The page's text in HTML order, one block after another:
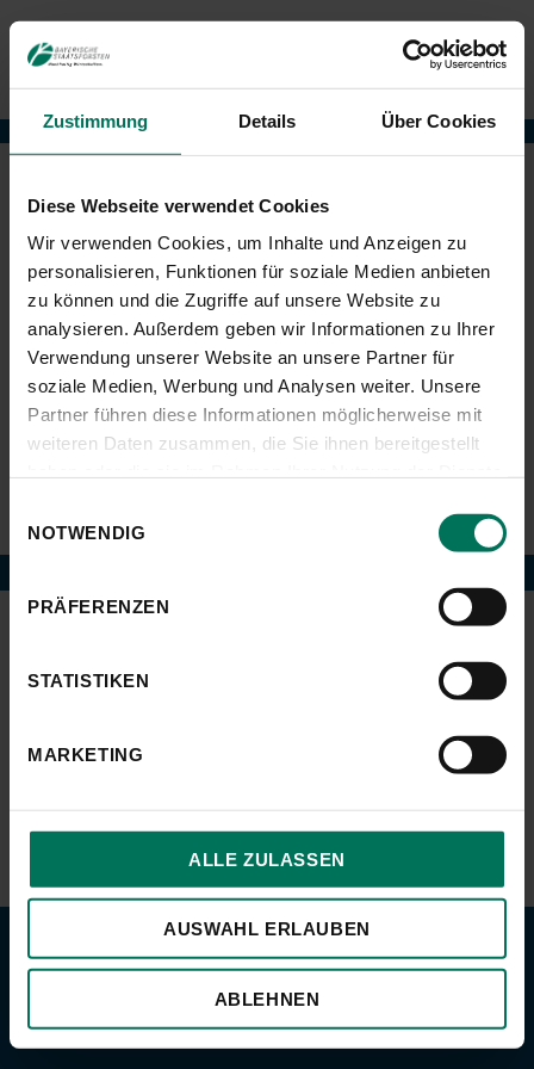
Zustimmung Details Über Cookies
Diese Webseite verwendet Cookies
Wir verwenden Cookies, um Inhalte und Anzeigen zu
personalisieren, Funktionen für soziale Medien anbieten
zu können und die Zugriffe auf unsere Website zu
analysieren. Außerdem geben wir Informationen zu Ihrer
Verwendung unserer Website an unsere Partner für
soziale Medien, Werbung und Analysen weiter. Unsere
Partner führen diese Informationen möglicherweise mit
weiteren Daten zusammen, die Sie ihnen bereitgestellt
NOTWENDIG
PRÄFERENZEN
STATISTIKEN
MARKETING
ALLE ZULASSEN
AUSWAHL ERLAUBEN
ABLEHNEN
Gesucht nach "2021".